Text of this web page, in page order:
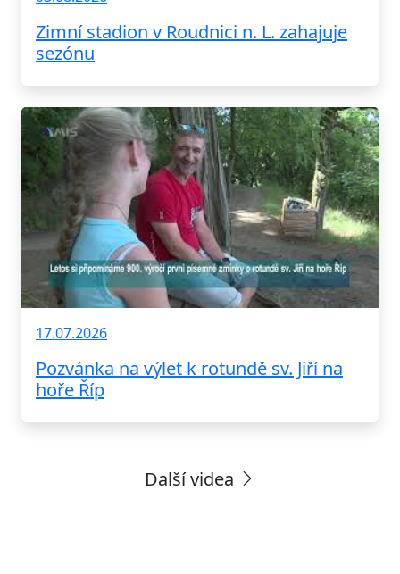
Zimní stadion v Roudnici n. L. zahajuje
sezónu
17.07.2026
Pozvánka na výlet k rotundě sv. Jiří na
hoře Říp
Další videa